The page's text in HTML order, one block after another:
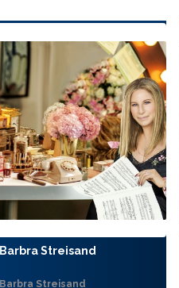
Barbra Streisand
Barbra Streisand